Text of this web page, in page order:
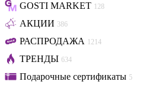
GOSTI MARKET 128
АКЦИИ 386
РАСПРОДАЖА 1214
ТРЕНДЫ 634
Подарочные сертификаты 5